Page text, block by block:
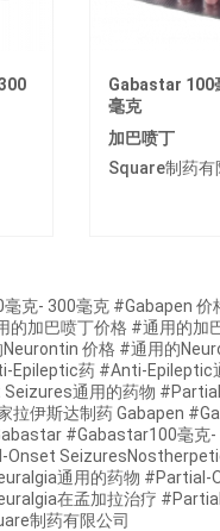
Gabastar 100
毫克
加巴喷丁
Square制药有
克- 300毫克 #Gabapen
的加巴喷丁价格 #通用的
价格 #通用的
Epileptic药 #Anti-
通用的药物
拉伊斯达制药 Gabapen
#Gabastar100毫
Onset
通用的药物
在孟加拉治疗
制药有限公司